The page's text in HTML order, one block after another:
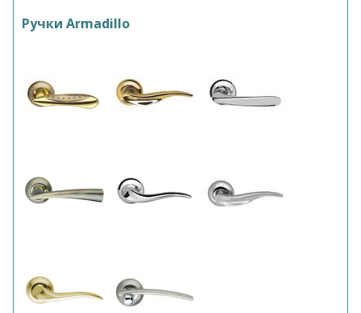
Ручки Armadillo